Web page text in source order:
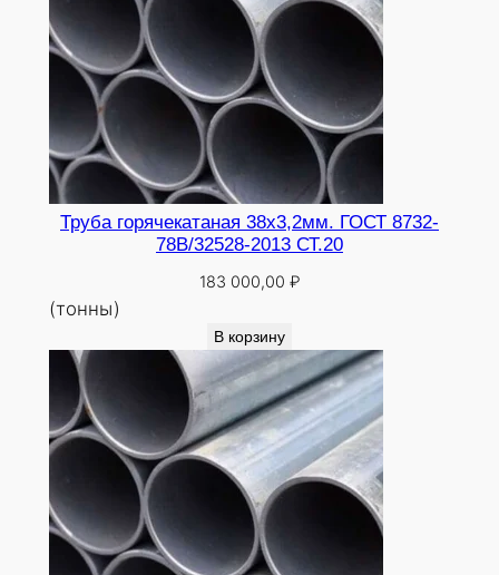
Труба горячекатаная 38х3,2мм. ГОСТ 8732-
78В/32528-2013 СТ.20
183 000,00 ₽
(тонны)
В корзину